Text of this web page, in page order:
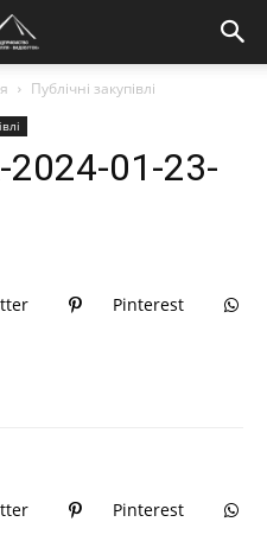
Публічні закупівлі
2024-01-23-
Pinterest
Pinterest